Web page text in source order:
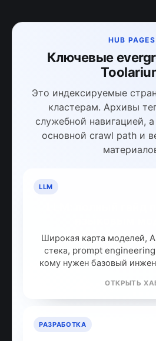
HUB PAGES
Ключевые
Это индексируемые
кластерам. Архивы
служебной навигацией,
основной crawl path и
LLM
Широкая карта моделей,
стека, prompt engineering
кому нужен базовый
ОТКРЫТЬ
РАЗРАБОТКА